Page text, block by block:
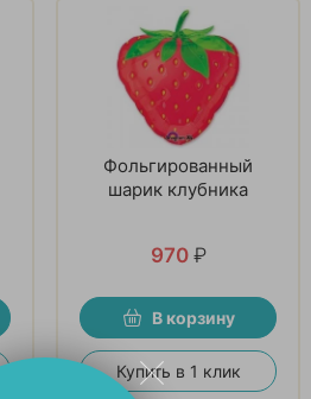
Фольгированный
шарик клубника
970 ₽
В корзину
Купить в 1 клик